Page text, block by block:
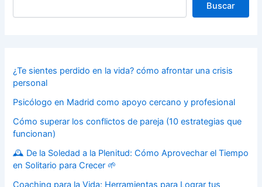
Buscar
¿Te sientes perdido en la vida? cómo afrontar una crisis
personal
Psicólogo en Madrid como apoyo cercano y profesional
Cómo superar los conflictos de pareja (10 estrategias que
funcionan)
🕰️ De la Soledad a la Plenitud: Cómo Aprovechar el Tiempo
en Solitario para Crecer 🌱
Coaching para la Vida: Herramientas para Lograr tus